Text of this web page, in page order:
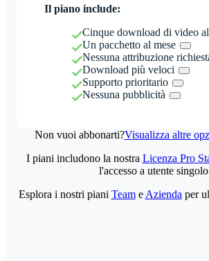
Il piano include:
Cinque download di video
Un pacchetto al mese
Nessuna attribuzione
Download più veloci
Supporto prioritario
Nessuna pubblicità
Non vuoi abbonarti?Visualizza altre
I piani includono la nostra Licenza Pro
l'accesso a utente
Esplora i nostri piani Teame Azienda per